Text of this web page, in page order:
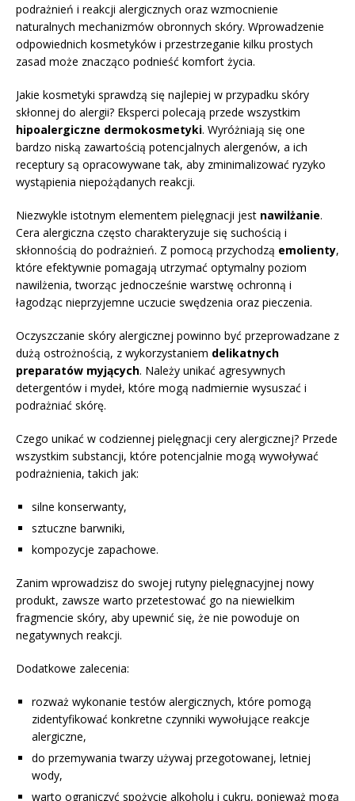
podrażnień i reakcji alergicznych oraz wzmocnienie
naturalnych mechanizmów obronnych skóry. Wprowadzenie
odpowiednich kosmetyków i przestrzeganie kilku prostych
zasad może znacząco podnieść komfort życia.
Jakie kosmetyki sprawdzą się najlepiej w przypadku skóry
skłonnej do alergii? Eksperci polecają przede wszystkim
hipoalergiczne dermokosmetyki. Wyróżniają się one
bardzo niską zawartością potencjalnych alergenów, a ich
receptury są opracowywane tak, aby zminimalizować ryzyko
wystąpienia niepożądanych reakcji.
Niezwykle istotnym elementem pielęgnacji jest nawilżanie.
Cera alergiczna często charakteryzuje się suchością i
skłonnością do podrażnień. Z pomocą przychodzą emolienty,
które efektywnie pomagają utrzymać optymalny poziom
nawilżenia, tworząc jednocześnie warstwę ochronną i
łagodząc nieprzyjemne uczucie swędzenia oraz pieczenia.
Oczyszczanie skóry alergicznej powinno być przeprowadzane z
dużą ostrożnością, z wykorzystaniem delikatnych
preparatów myjących. Należy unikać agresywnych
detergentów i mydeł, które mogą nadmiernie wysuszać i
podrażniać skórę.
Czego unikać w codziennej pielęgnacji cery alergicznej? Przede
wszystkim substancji, które potencjalnie mogą wywoływać
podrażnienia, takich jak:
silne konserwanty,
sztuczne barwniki,
kompozycje zapachowe.
Zanim wprowadzisz do swojej rutyny pielęgnacyjnej nowy
produkt, zawsze warto przetestować go na niewielkim
fragmencie skóry, aby upewnić się, że nie powoduje on
negatywnych reakcji.
Dodatkowe zalecenia:
rozważ wykonanie testów alergicznych, które pomogą
zidentyfikować konkretne czynniki wywołujące reakcje
alergiczne,
do przemywania twarzy używaj przegotowanej, letniej
wody,
warto ograniczyć spożycie alkoholu i cukru, ponieważ mogą